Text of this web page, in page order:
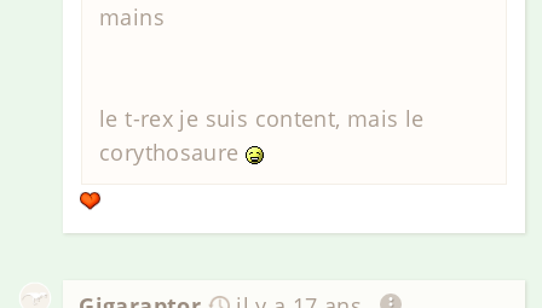
mains
le t-rex je suis content, mais le
corythosaure